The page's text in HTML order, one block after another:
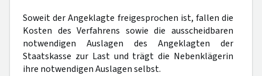
Soweit der Angeklagte freigesprochen ist, fallen die
Kosten des Verfahrens sowie die ausscheidbaren
notwendigen Auslagen des Angeklagten der
Staatskasse zur Last und trägt die Nebenklägerin
ihre notwendigen Auslagen selbst.